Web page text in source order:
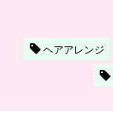
ヘアアレンジ